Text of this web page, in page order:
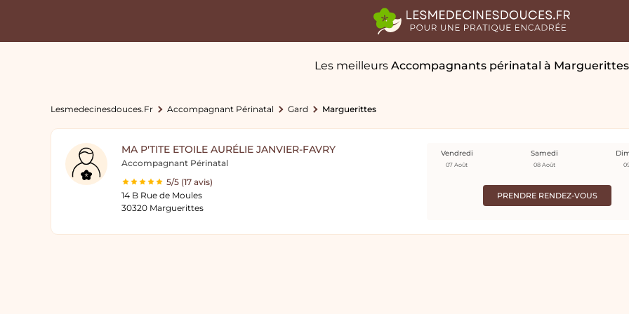
Les meilleurs Accompagnants périnatal à Marguerittes
Lesmedecinesdouces.fr Accompagnant Périnatal Gard Marguerittes
MA P'TITE ETOILE AURÉLIE JANVIER-FAVRY
Accompagnant Périnatal
5/5 (17 avis)
14 B Rue de Moules
30320 Marguerittes
PRENDRE RENDEZ-VOUS
Vendredi
07 Août
Samedi
08 Août